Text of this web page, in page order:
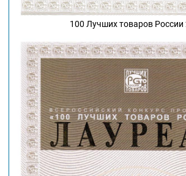
100 Лучших товаров России